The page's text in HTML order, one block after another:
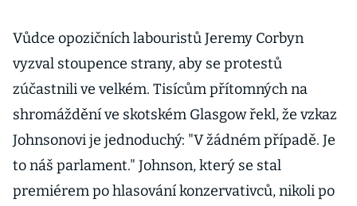
Vůdce opozičních labouristů Jeremy Corbyn
vyzval stoupence strany, aby se protestů
zúčastnili ve velkém. Tisícům přítomných na
shromáždění ve skotském Glasgow řekl, že vzkaz
Johnsonovi je jednoduchý: "V žádném případě. Je
to náš parlament." Johnson, který se stal
premiérem po hlasování konzervativců, nikoli po